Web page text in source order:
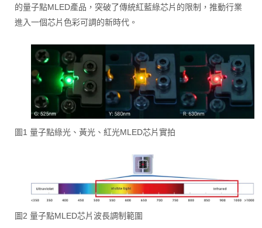
的量子點MLED產品，突破了傳統紅藍綠芯片的限制，推動行業
進入一個芯片色彩可調的新時代。
圖1 量子點綠光、黃光、紅光MLED芯片實拍
圖2 量子點MLED芯片波長調制範圍